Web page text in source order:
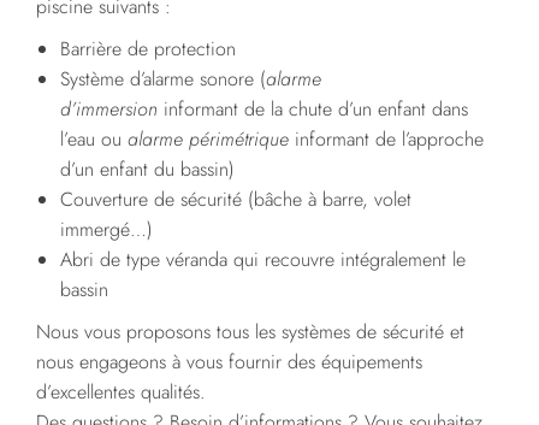
piscine suivants :
Barrière de protection
Système d’alarme sonore (alarme
d’immersion informant de la chute d’un enfant dans
l’eau ou alarme périmétrique informant de l’approche
d’un enfant du bassin)
Couverture de sécurité (bâche à barre, volet
immergé…)
Abri de type véranda qui recouvre intégralement le
bassin
Nous vous proposons tous les systèmes de sécurité et
nous engageons à vous fournir des équipements
d’excellentes qualités.